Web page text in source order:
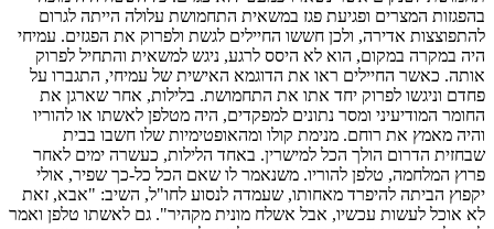
בהפגזות המצרים ופגיעת פגז במשאית התחמושת עלולה הייתה לגרום
להתפוצצות אדירה, ולכן חששו החיילים לגשת ולפרוק את הפגזים. עמיחי
היה במקרה במקום, הוא לא היסס לרגע, ניגש למשאית והתחיל לפרוק
אותה. כאשר החיילים ראו את הדוגמא האישית של עמיחי, התגברו על
פחדם וניגשו לפרוק יחד אתו את התחמושת. בלילות, אחר שארגן את
החומר המודיעיני ומסר נתונים למפקדים, היה מטלפן לאשתו או להוריו
והיה מאמץ את רוחם. מנימת קולו ומהאופטימיות שלו חשבו בבית
שבחזית הדרום הולך הכל למישרין. באחד הלילות, כעשרה ימים לאחר
פרוץ המלחמה, טלפן להוריו. משנאמר לו שאם הכל כל-כך שפיר, אולי
יקפוץ הביתה להיפרד מאחותו, שעמדה לנסוע לחו"ל, השיב: "אבא, זאת
לא אוכל לעשות עכשיו, אבל אשלח מונית מקהיר". גם לאשתו טלפן ואמר